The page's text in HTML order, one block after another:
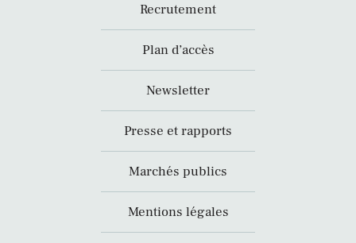
Recrutement
Plan d’accès
Newsletter
Presse et rapports
Marchés publics
Mentions légales